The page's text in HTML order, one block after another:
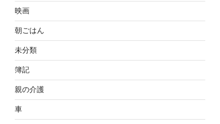
映画
朝ごはん
未分類
簿記
親の介護
車